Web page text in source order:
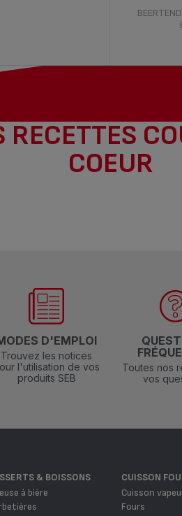
RECETTES
COEUR
D'EMPLOI
Trouvez les notices
l'utilisation de vos
produits SEB
Toutes nos
vos
& BOISSONS
à bière
CUISSON
Cuisson
Fours